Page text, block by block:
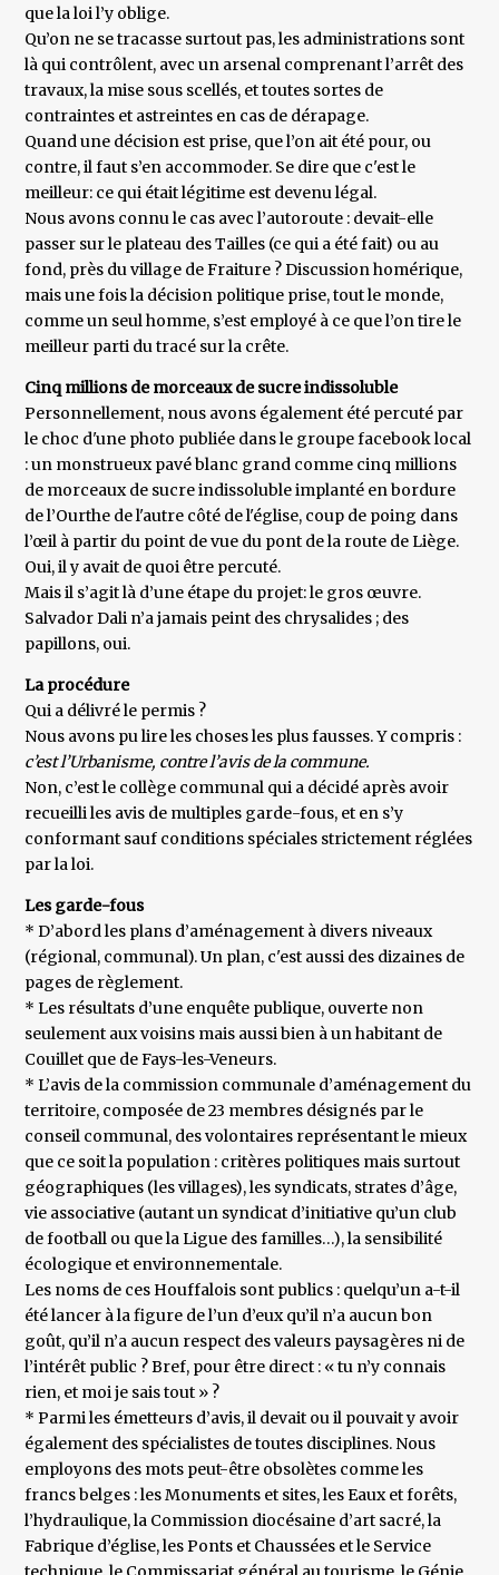
que la loi l’y oblige.
Qu’on ne se tracasse surtout pas, les administrations sont
là qui contrôlent, avec un arsenal comprenant l’arrêt des
travaux, la mise sous scellés, et toutes sortes de
contraintes et astreintes en cas de dérapage.
Quand une décision est prise, que l’on ait été pour, ou
contre, il faut s’en accommoder. Se dire que c'est le
meilleur: ce qui était légitime est devenu légal.
Nous avons connu le cas avec l’autoroute : devait-elle
passer sur le plateau des Tailles (ce qui a été fait) ou au
fond, près du village de Fraiture ? Discussion homérique,
mais une fois la décision politique prise, tout le monde,
comme un seul homme, s’est employé à ce que l’on tire le
meilleur parti du tracé sur la crête.
Cinq millions de morceaux de sucre indissoluble
Personnellement, nous avons également été percuté par
le choc d'une photo publiée dans le groupe facebook local
: un monstrueux pavé blanc grand comme cinq millions
de morceaux de sucre indissoluble implanté en bordure
de l’Ourthe de l'autre côté de l'église, coup de poing dans
l’œil à partir du point de vue du pont de la route de Liège.
Oui, il y avait de quoi être percuté.
Mais il s’agit là d’une étape du projet: le gros œuvre.
Salvador Dali n’a jamais peint des chrysalides ; des
papillons, oui.
La procédure
Qui a délivré le permis ?
Nous avons pu lire les choses les plus fausses. Y compris :
c’est l’Urbanisme, contre l’avis de la commune.
Non, c’est le collège communal qui a décidé après avoir
recueilli les avis de multiples garde-fous, et en s’y
conformant sauf conditions spéciales strictement réglées
par la loi.
Les garde-fous
* D’abord les plans d’aménagement à divers niveaux
(régional, communal). Un plan, c'est aussi des dizaines de
pages de règlement.
* Les résultats d’une enquête publique, ouverte non
seulement aux voisins mais aussi bien à un habitant de
Couillet que de Fays-les-Veneurs.
* L’avis de la commission communale d’aménagement du
territoire, composée de 23 membres désignés par le
conseil communal, des volontaires représentant le mieux
que ce soit la population : critères politiques mais surtout
géographiques (les villages), les syndicats, strates d’âge,
vie associative (autant un syndicat d’initiative qu’un club
de football ou que la Ligue des familles…), la sensibilité
écologique et environnementale.
Les noms de ces Houffalois sont publics : quelqu’un a-t-il
été lancer à la figure de l’un d’eux qu’il n’a aucun bon
goût, qu’il n’a aucun respect des valeurs paysagères ni de
l’intérêt public ? Bref, pour être direct : « tu n’y connais
rien, et moi je sais tout » ?
* Parmi les émetteurs d’avis, il devait ou il pouvait y avoir
également des spécialistes de toutes disciplines. Nous
employons des mots peut-être obsolètes comme les
francs belges : les Monuments et sites, les Eaux et forêts,
l’hydraulique, la Commission diocésaine d’art sacré, la
Fabrique d’église, les Ponts et Chaussées et le Service